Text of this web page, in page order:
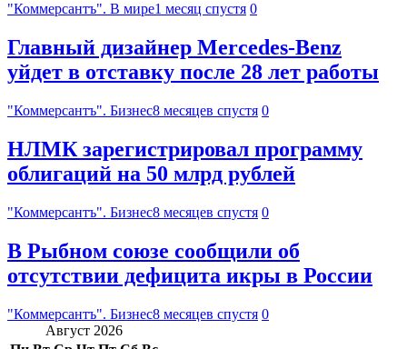
"Коммерсантъ". В мире1 месяц спустя 0
Главный дизайнер Mercedes-Benz
уйдет в отставку после 28 лет работы
"Коммерсантъ". Бизнес8 месяцев спустя 0
НЛМК зарегистрировал программу
облигаций на 50 млрд рублей
"Коммерсантъ". Бизнес8 месяцев спустя 0
В Рыбном союзе сообщили об
отсутствии дефицита икры в России
"Коммерсантъ". Бизнес8 месяцев спустя 0
Август 2026